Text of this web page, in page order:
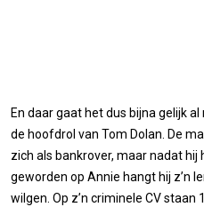
En daar gaat het dus bijna gelijk al
de hoofdrol van Tom Dolan. De
zich als bankrover, maar nadat
geworden op Annie hangt hij z’n
wilgen. Op z’n criminele CV